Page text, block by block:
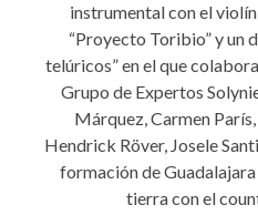
instrumental con el
“Proyecto Toribio” y un
telúricos” en el que
Grupo de Expertos
Márquez, Carmen
Hendrick Röver, Josele
formación de
tierra con el